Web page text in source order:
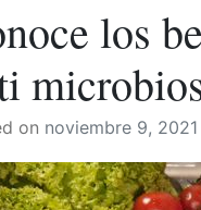
acerca
de
los
implantes
dentales»
los
on noviembre 9, 2021